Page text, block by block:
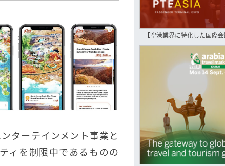
ターテインメント事業と
ィを制限中であるものの
【空港業界に特化した国際